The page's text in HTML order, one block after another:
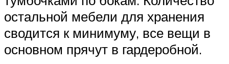
остальной мебели для хранения
сводится к минимуму, все вещи в
основном прячут в гардеробной.